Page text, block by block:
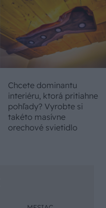
Chcete dominantu
interiéru, ktorá pritiahne
pohľady? Vyrobte si
takéto masívne
orechové svietidlo